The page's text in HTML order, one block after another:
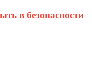
в безопасности